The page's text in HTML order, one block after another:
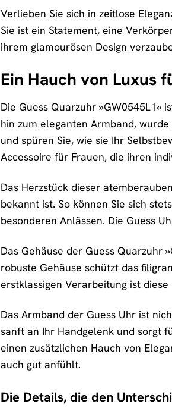
Verlieben Sie sich in zeitlose
Sie ist ein Statement, eine
ihrem glamourösen Design
Ein Hauch von Luxus
Die Guess Quarzuhr
hin zum eleganten Armband,
und spüren Sie, wie sie Ihr
Accessoire für Frauen, die ihren
Das Herzstück dieser
bekannt ist. So können Sie sich
besonderen Anlässen. Die Guess
Das Gehäuse der Guess Quarzuhr
robuste Gehäuse schützt das
erstklassigen Verarbeitung ist
Das Armband der Guess Uhr ist
sanft an Ihr Handgelenk und sorgt
einen zusätzlichen Hauch von
auch gut anfühlt.
Die Details, die den